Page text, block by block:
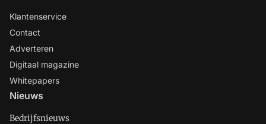
Klantenservice
Contact
Adverteren
Digitaal magazine
Whitepapers
Nieuws
Bedrijfsnieuws